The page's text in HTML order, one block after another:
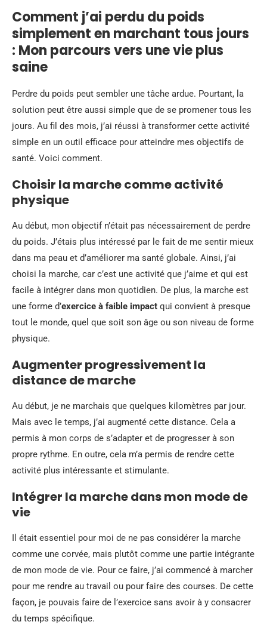
Comment j’ai perdu du poids
simplement en marchant tous jours
: Mon parcours vers une vie plus
saine
Perdre du poids peut sembler une tâche ardue. Pourtant, la
solution peut être aussi simple que de se promener tous les
jours. Au fil des mois, j’ai réussi à transformer cette activité
simple en un outil efficace pour atteindre mes objectifs de
santé. Voici comment.
Choisir la marche commeactivité
physique
Au début, mon objectif n’était pas nécessairement de perdre
du poids. J’étais plus intéressé par le fait de me sentir mieux
dans ma peau et d’améliorer ma santé globale. Ainsi, j’ai
choisi la marche, car c’est une activité que j’aime et qui est
facile à intégrer dans mon quotidien. De plus, la marche est
une forme d’exercice à faible impact qui convient à presque
tout le monde, quel que soit son âge ou son niveau de forme
physique.
Augmenter progressivement la
distancede marche
Au début, je ne marchais que quelques kilomètres par jour.
Mais avec le temps, j’ai augmenté cette distance. Cela a
permis à mon corps de s’adapter et de progresser à son
propre rythme. En outre, cela m’a permis de rendre cette
activité plus intéressante et stimulante.
Intégrer la marche dans mon mode de
vie
Il était essentiel pour moi de ne pas considérer la marche
comme une corvée, mais plutôt comme une partie intégrante
de mon mode de vie. Pour ce faire, j’ai commencé à marcher
pour me rendre au travail ou pour faire des courses. De cette
façon, je pouvais faire de l’exercice sans avoir à y consacrer
du temps spécifique.